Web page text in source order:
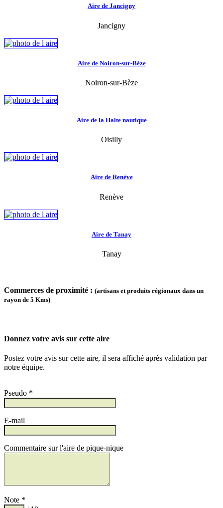
Aire de Jancigny
Jancigny
Aire de Noiron-sur-Bèze
Noiron-sur-Bèze
Aire de la Halte nautique
Oisilly
Aire de Renève
Renève
Aire de Tanay
Tanay
Commerces de proximité : (artisans et produits régionaux dans un
rayon de 5 Kms)
Donnez votre avis sur cette aire
Postez votre avis sur cette aire, il sera affiché après validation par
notre équipe.
Pseudo *
E-mail
Commentaire sur l'aire de pique-nique
Note *